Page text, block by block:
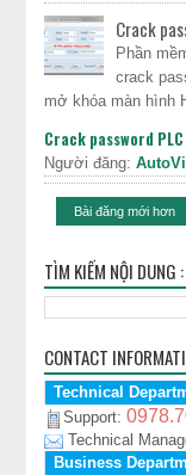
Crack
Phần
crack
mở khóa màn hình
Crack password PLC
Người đăng:
Bài đăng mới hơn
TÌM KIẾM NỘI DUNG :
CONTACT
Technical
Support:
Technical
Business